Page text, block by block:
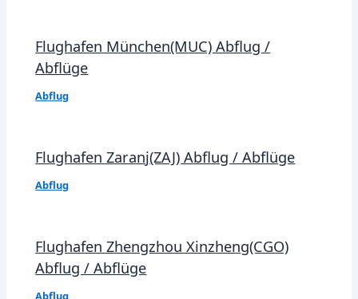
Flughafen München(MUC) Abflug /
Abflüge
Abflug
Flughafen Zaranj(ZAJ) Abflug / Abflüge
Abflug
Flughafen Zhengzhou Xinzheng(CGO)
Abflug / Abflüge
Abflug